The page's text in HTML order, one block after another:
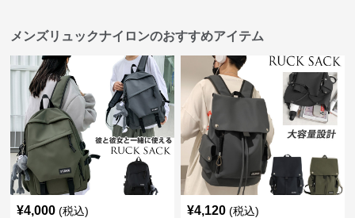
メンズリュックナイロンのおすすめアイテム
¥4,000 (税込) ¥4,120 (税込)